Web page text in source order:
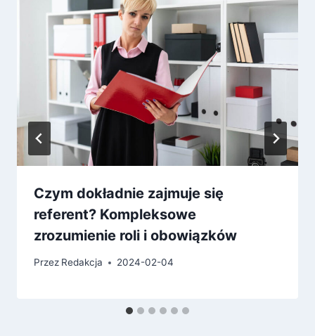
Czym dokładnie zajmuje się
referent? Kompleksowe
zrozumienie roli i obowiązków
Przez Redakcja 2024-02-04